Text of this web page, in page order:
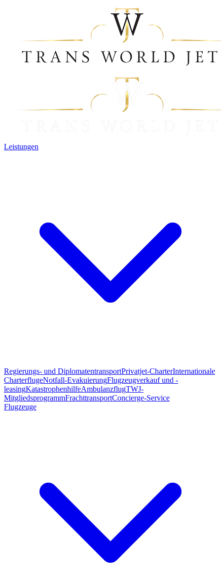
Leistungen
Regierungs- und DiplomatentransportPrivatjet-CharterInternationale
CharterflugeNotfall-EvakuierungFlugzeugverkauf und -
leasingKatastrophenhilfeAmbulanzflugTWJ-
MitgliedsprogrammFrachttransportConcierge-Service
Flugzeuge